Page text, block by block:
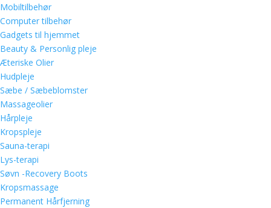
Mobiltilbehør
Computer tilbehør
Gadgets til hjemmet
Beauty & Personlig pleje
Æteriske Olier
Hudpleje
Sæbe / Sæbeblomster
Massageolier
Hårpleje
Kropspleje
Sauna-terapi
Lys-terapi
Søvn -Recovery Boots
Kropsmassage
Permanent Hårfjerning